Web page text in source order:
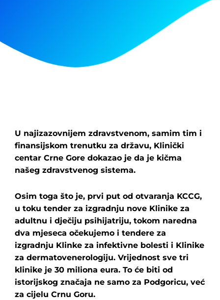
U najizazovnijem zdravstvenom, samim tim i
finansijskom trenutku za državu, Klinički
centar Crne Gore dokazao je da je kičma
našeg zdravstvenog sistema.
Osim toga što je, prvi put od otvaranja KCCG,
u toku tender za izgradnju nove Klinike za
adultnu i dječiju psihijatriju, tokom naredna
dva mjeseca očekujemo i tendere za
izgradnju Klinke za infektivne bolesti i Klinike
za dermatovenerologiju. Vrijednost sve tri
klinike je 30 miliona eura. To će biti od
istorijskog značaja ne samo za Podgoricu, već
za cijelu Crnu Goru.